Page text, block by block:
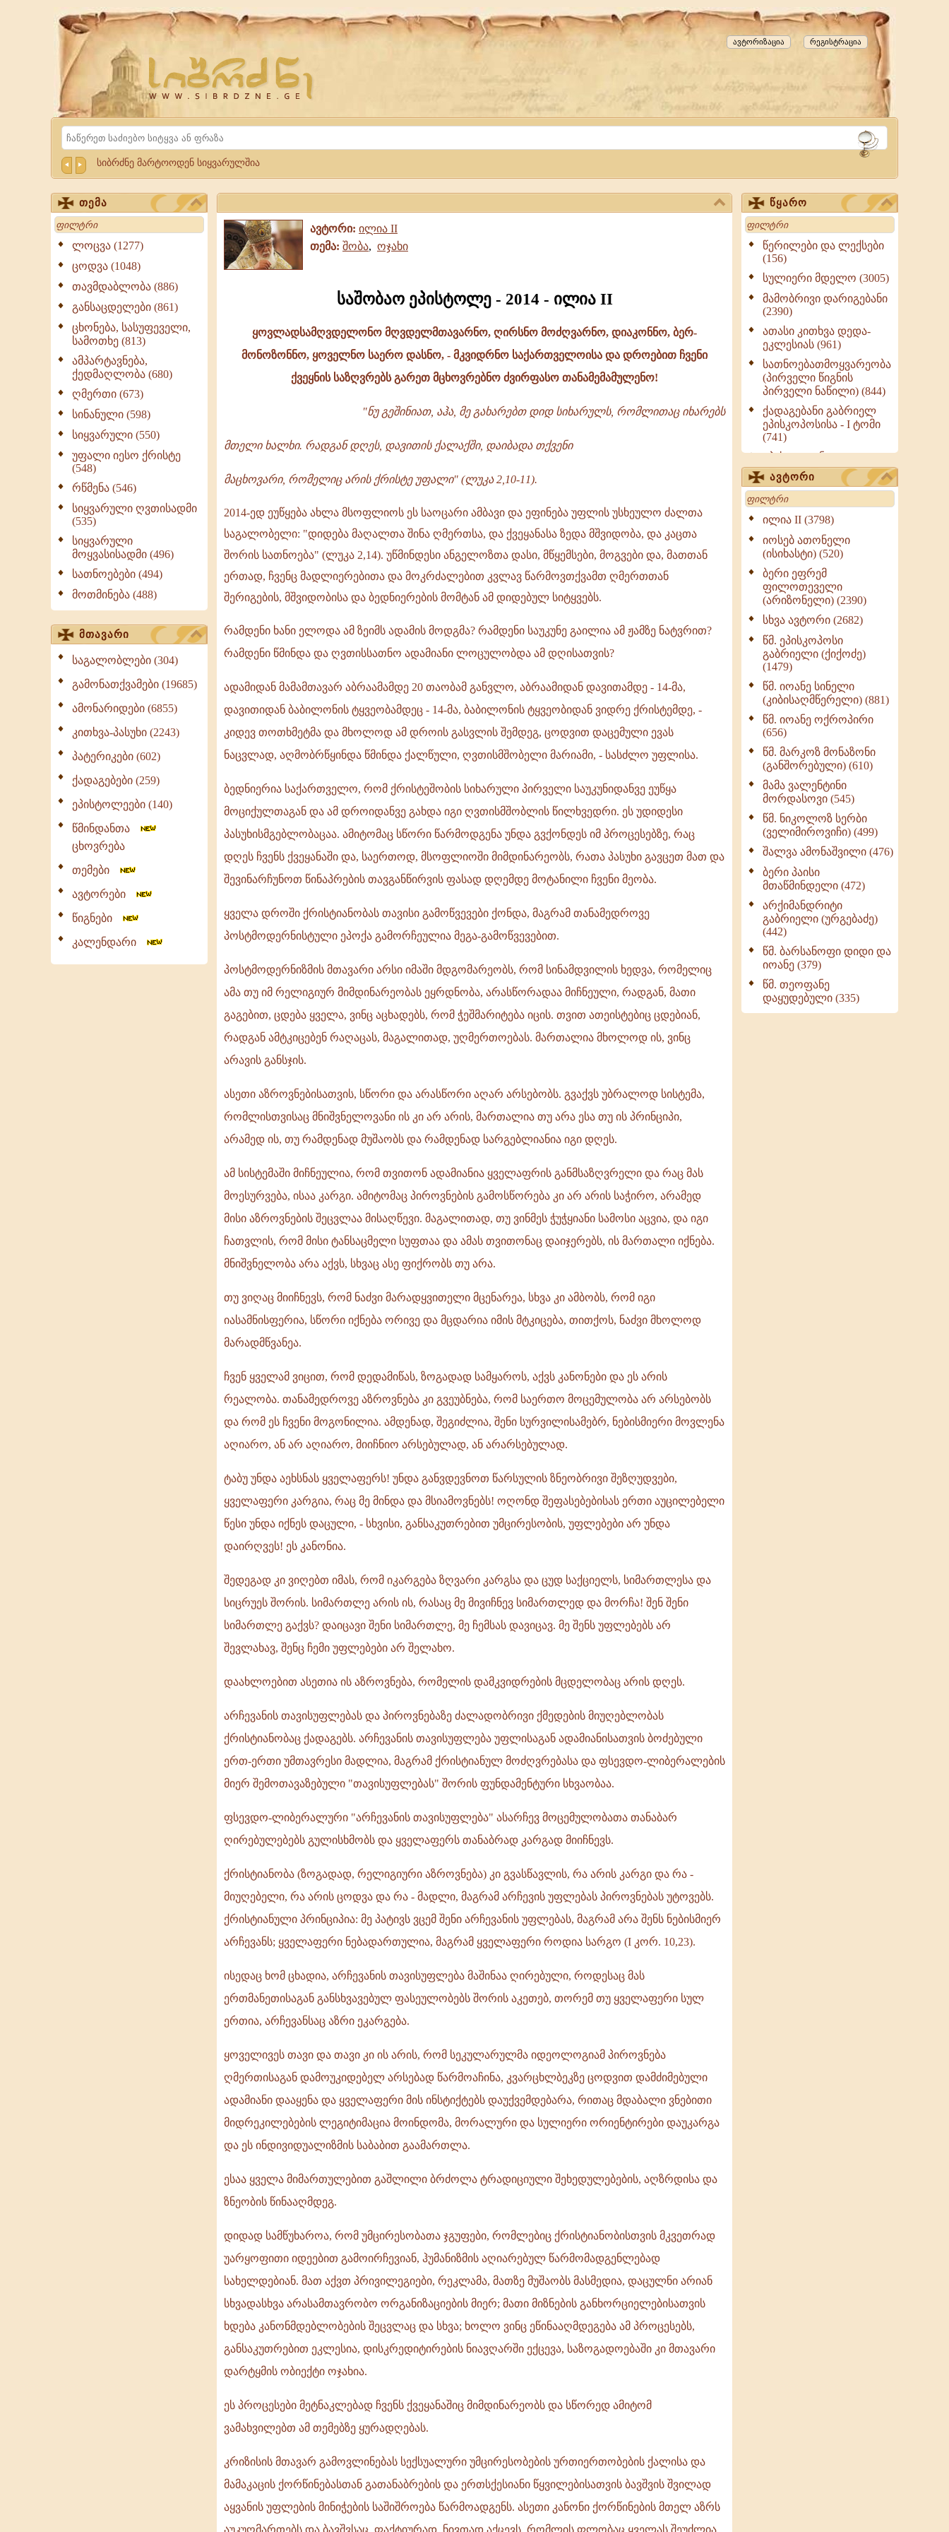
Website
Sibrdzne.ge
რეგისტრაცია
ავტორიზაცია
Search
სიბრძნე მარტოოდენ სიყვარულშია
თემა
Search
ლოცვა (1277)
ცოდვა (1048)
თავმდაბლობა (886)
განსაცდელები (861)
ცხონება, სასუფეველი,
სამოთხე (813)
ამპარტავნება,
ქედმაღლობა (680)
ღმერთი (673)
სინანული (598)
სიყვარული (550)
უფალი იესო ქრისტე
(548)
რწმენა (546)
სიყვარული ღვთისადმი
(535)
სიყვარული
მოყვასისადმი (496)
სათნოებები (494)
მოთმინება (488)
მთავარი
საგალობლები (304)
გამონათქვამები (19685)
ამონარიდები (6855)
კითხვა-პასუხი (2243)
პატერიკები (602)
ქადაგებები (259)
ეპისტოლეები (140)
წმინდანთა
ცხოვრება
თემები
ავტორები
წიგნები
კალენდარი
ავტორი: ილია II
თემა: შობა, ოჯახი
საშობაო ეპისტოლე - 2014 - ილია II
II
ყოვლადსამღვდელონო მღვდელმთავარნო, ღირსნო მოძღვარნო, დიაკონნო, ბერ-
მონოზონნო, ყოველნო საერო დასნო, - მკვიდრნო საქართველოისა და დროებით ჩვენი
ქვეყნის საზღვრებს გარეთ მცხოვრებნო ძვირფასო თანამემამულენო!
"ნუ გეშინიათ, აჰა, მე გახარებთ დიდ სიხარულს, რომლითაც იხარებს
მთელი ხალხი. რადგან დღეს, დავითის ქალაქში, დაიბადა თქვენი
მაცხოვარი, რომელიც არის ქრისტე უფალი" (ლუკა 2,10-11).
2014-ედ ეუწყება ახლა მსოფლიოს ეს საოცარი ამბავი და ეფინება უფლის უსხეულო ძალთა
საგალობელი: "დიდება მაღალთა შინა ღმერთსა, და ქვეყანასა ზედა მშვიდობა, და კაცთა
შორის სათნოება" (ლუკა 2,14). უწმინდესი ანგელოზთა დასი, მწყემსები, მოგვები და, მათთან
ერთად, ჩვენც მადლიერებითა და მოკრძალებით კვლავ წარმოვთქვამთ ღმერთთან
შერიგების, მშვიდობისა და ბედნიერების მომტან ამ დიდებულ სიტყვებს.
რამდენი ხანი ელოდა ამ ზეიმს ადამის მოდგმა? რამდენი საუკუნე გაილია ამ ჟამზე ნატვრით?
რამდენი წმინდა და ღვთისსათნო ადამიანი ლოცულობდა ამ დღისათვის?
ადამიდან მამამთავარ აბრაამამდე 20 თაობამ განვლო, აბრაამიდან დავითამდე - 14-მა,
დავითიდან ბაბილონის ტყვეობამდეც - 14-მა, ბაბილონის ტყვეობიდან ვიდრე ქრისტემდე, -
კიდევ თოთხმეტმა და მხოლოდ ამ დროის გასვლის შემდეგ, ცოდვით დაცემული ევას
ნაცვლად, აღმობრწყინდა წმინდა ქალწული, ღვთისმშობელი მარიამი, - სასძლო უფლისა.
ბედნიერია საქართველო, რომ ქრისტეშობის სიხარული პირველი საუკუნიდანვე ეუწყა
მოციქულთაგან და ამ დროიდანვე გახდა იგი ღვთისმშობლის წილხვედრი. ეს უდიდესი
პასუხისმგებლობაცაა. ამიტომაც სწორი წარმოდგენა უნდა გვქონდეს იმ პროცესებზე, რაც
დღეს ჩვენს ქვეყანაში და, საერთოდ, მსოფლიოში მიმდინარეობს, რათა პასუხი გავცეთ მათ და
შევინარჩუნოთ წინაპრების თავგანწირვის ფასად დღემდე მოტანილი ჩვენი მეობა.
ყველა დროში ქრისტიანობას თავისი გამოწვევები ქონდა, მაგრამ თანამედროვე
პოსტმოდერნისტული ეპოქა გამორჩეულია მეგა-გამოწვევებით.
პოსტმოდერნიზმის მთავარი არსი იმაში მდგომარეობს, რომ სინამდვილის ხედვა, რომელიც
ამა თუ იმ რელიგიურ მიმდინარეობას ეყრდნობა, არასწორადაა მიჩნეული, რადგან, მათი
გაგებით, ცდება ყველა, ვინც აცხადებს, რომ ჭეშმარიტება იცის. თვით ათეისტებიც ცდებიან,
რადგან ამტკიცებენ რაღაცას, მაგალითად, უღმერთოებას. მართალია მხოლოდ ის, ვინც
არავის განსჯის.
ასეთი აზროვნებისათვის, სწორი და არასწორი აღარ არსებობს. გვაქვს უბრალოდ სისტემა,
რომლისთვისაც მნიშვნელოვანი ის კი არ არის, მართალია თუ არა ესა თუ ის პრინციპი,
არამედ ის, თუ რამდენად მუშაობს და რამდენად სარგებლიანია იგი დღეს.
ამ სისტემაში მიჩნეულია, რომ თვითონ ადამიანია ყველაფრის განმსაზღვრელი და რაც მას
მოესურვება, ისაა კარგი. ამიტომაც პიროვნების გამოსწორება კი არ არის საჭირო, არამედ
მისი აზროვნების შეცვლაა მისაღწევი. მაგალითად, თუ ვინმეს ჭუჭყიანი სამოსი აცვია, და იგი
ჩათვლის, რომ მისი ტანსაცმელი სუფთაა და ამას თვითონაც დაიჯერებს, ის მართალი იქნება.
მნიშვნელობა არა აქვს, სხვაც ასე ფიქრობს თუ არა.
თუ ვიღაც მიიჩნევს, რომ ნაძვი მარადყვითელი მცენარეა, სხვა კი ამბობს, რომ იგი
იასამნისფერია, სწორი იქნება ორივე და მცდარია იმის მტკიცება, თითქოს, ნაძვი მხოლოდ
მარადმწვანეა.
ჩვენ ყველამ ვიცით, რომ დედამიწას, ზოგადად სამყაროს, აქვს კანონები და ეს არის
რეალობა. თანამედროვე აზროვნება კი გვეუბნება, რომ საერთო მოცემულობა არ არსებობს
და რომ ეს ჩვენი მოგონილია. ამდენად, შეგიძლია, შენი სურვილისამებრ, ნებისმიერი მოვლენა
აღიარო, ან არ აღიარო, მიიჩნიო არსებულად, ან არარსებულად.
ტაბუ უნდა აეხსნას ყველაფერს! უნდა განვდევნოთ წარსულის ზნეობრივი შეზღუდვები,
ყველაფერი კარგია, რაც მე მინდა და მსიამოვნებს! ოღონდ შეფასებებისას ერთი აუცილებელი
წესი უნდა იქნეს დაცული, - სხვისი, განსაკუთრებით უმცირესობის, უფლებები არ უნდა
დაირღვეს! ეს კანონია.
შედეგად კი ვიღებთ იმას, რომ იკარგება ზღვარი კარგსა და ცუდ საქციელს, სიმართლესა და
სიცრუეს შორის. სიმართლე არის ის, რასაც მე მივიჩნევ სიმართლედ და მორჩა! შენ შენი
სიმართლე გაქვს? დაიცავი შენი სიმართლე, მე ჩემსას დავიცავ. მე შენს უფლებებს არ
შევლახავ, შენც ჩემი უფლებები არ შელახო.
დაახლოებით ასეთია ის აზროვნება, რომელის დამკვიდრების მცდელობაც არის დღეს.
არჩევანის თავისუფლებას და პიროვნებაზე ძალადობრივი ქმედების მიუღებლობას
ქრისტიანობაც ქადაგებს. არჩევანის თავისუფლება უფლისაგან ადამიანისათვის ბოძებული
ერთ-ერთი უმთავრესი მადლია, მაგრამ ქრისტიანულ მოძღვრებასა და ფსევდო-ლიბერალების
მიერ შემოთავაზებული "თავისუფლებას" შორის ფუნდამენტური სხვაობაა.
ფსევდო-ლიბერალური "არჩევანის თავისუფლება" ასარჩევ მოცემულობათა თანაბარ
ღირებულებებს გულისხმობს და ყველაფერს თანაბრად კარგად მიიჩნევს.
ქრისტიანობა (ზოგადად, რელიგიური აზროვნება) კი გვასწავლის, რა არის კარგი და რა -
მიუღებელი, რა არის ცოდვა და რა - მადლი, მაგრამ არჩევის უფლებას პიროვნებას უტოვებს.
ქრისტიანული პრინციპია: მე პატივს ვცემ შენი არჩევანის უფლებას, მაგრამ არა შენს ნებისმიერ
არჩევანს; ყველაფერი ნებადართულია, მაგრამ ყველაფერი როდია სარგო (I კორ. 10,23).
ისედაც ხომ ცხადია, არჩევანის თავისუფლება მაშინაა ღირებული, როდესაც მას
ერთმანეთისაგან განსხვავებულ ფასეულობებს შორის აკეთებ, თორემ თუ ყველაფერი სულ
ერთია, არჩევანსაც აზრი ეკარგება.
ყოველივეს თავი და თავი კი ის არის, რომ სეკულარულმა იდეოლოგიამ პიროვნება
ღმერთისაგან დამოუკიდებელ არსებად წარმოაჩინა, კვარცხლბეკზე ცოდვით დამძიმებული
ადამიანი დააყენა და ყველაფერი მის ინსტიქტებს დაუქვემდებარა, რითაც მდაბალი ვნებითი
მიდრეკილებების ლეგიტიმაცია მოინდომა, მორალური და სულიერი ორიენტირები დაუკარგა
და ეს ინდივიდუალიზმის საბაბით გაამართლა.
ესაა ყველა მიმართულებით გაშლილი ბრძოლა ტრადიციული შეხედულებების, აღზრდისა და
ზნეობის წინააღმდეგ.
დიდად სამწუხაროა, რომ უმცირესობათა ჯგუფები, რომლებიც ქრისტიანობისთვის მკვეთრად
უარყოფითი იდეებით გამოირჩევიან, ჰუმანიზმის აღიარებულ წარმომადგენლებად
სახელდებიან. მათ აქვთ პრივილეგიები, რეკლამა, მათზე მუშაობს მასმედია, დაცულნი არიან
სხვადასხვა არასამთავრობო ორგანიზაციების მიერ; მათი მიზნების განხორციელებისათვის
ხდება კანონმდებლობების შეცვლაც და სხვა; ხოლო ვინც ეწინააღმდეგება ამ პროცესებს,
განსაკუთრებით ეკლესია, დისკრედიტირების ნიავღარში ექცევა, საზოგადოებაში კი მთავარი
დარტყმის ობიექტი ოჯახია.
ეს პროცესები მეტნაკლებად ჩვენს ქვეყანაშიც მიმდინარეობს და სწორედ ამიტომ
ვამახვილებთ ამ თემებზე ყურადღებას.
კრიზისის მთავარ გამოვლინებას სექსუალური უმცირესობების ურთიერთობების ქალისა და
მამაკაცის ქორწინებასთან გათანაბრების და ერთსქესიანი წყვილებისათვის ბავშვის შვილად
აყვანის უფლების მინიჭების საშიშროება წარმოადგენს. ასეთი კანონი ქორწინების მთელ აზრს
აუკუღმართებს და ბავშვსაც, ფაქტიურად, ნივთად აქცევს, რომლის ფლობაც ყველას შეუძლია.
წყარო
Search
წერილები და ლექსები
(156)
სულიერი მდელო (3005)
მამობრივი დარიგებანი
(2390)
ათასი კითხვა დედა-
ეკლესიას (961)
სათნოებათმოყვარეობა
(პირველი წიგნის
პირველი ნაწილი) (844)
ქადაგებანი გაბრიელ
ეპისკოპოსისა - I ტომი
(741)
ეპისტოლენი,
ქადაგებანი, სიტყვანი
(ნაწილი III) (723)
მოძღვრის ძალზე
სასარგებლო რჩევები
მრევლისათვის (545)
Wisdomge (514)
ქადაგებანი გაბრიელ
ეპისკოპოსისა - II ტომი
(370)
სულიერი ცხოვრების
სახელმძღვანელო -
ნაწილი II (369)
ღმერთი და ადამიანები
(287)
ბერის დიადემა (278)
მონაზვნური
გამოცდილების
ოთხი ასეული თავი
სიყვარულის შესახებ
(259)
ავტორი
Search
ილია II (3798)
იოსებ ათონელი
(ისიხასტი) (520)
ბერი ეფრემ
ფილოთეველი
(არიზონელი) (2390)
სხვა ავტორი (2682)
წმ. ეპისკოპოსი
გაბრიელი (ქიქოძე)
(1479)
წმ. იოანე სინელი
(კიბისაღმწერელი) (881)
წმ. იოანე ოქროპირი
(656)
წმ. მარკოზ მონაზონი
(განშორებული) (610)
მამა ვალენტინი
მორდასოვი (545)
წმ. ნიკოლოზ სერბი
(ველიმიროვიჩი) (499)
შალვა ამონაშვილი (476)
ბერი პაისი
მთაწმინდელი (472)
არქიმანდრიტი
გაბრიელი (ურგებაძე)
(442)
წმ. ბარსანოფი დიდი და
იოანე (379)
წმ. თეოფანე
დაყუდებული (335)